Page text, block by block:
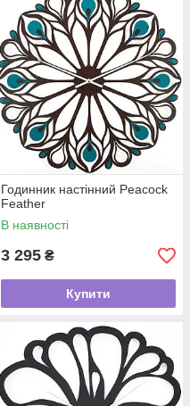
Годинник настінний Peacock
Feather
В наявності
3 295 ₴
Купити